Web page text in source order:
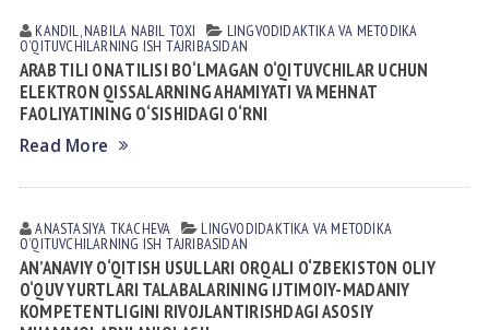
KANDIL, NABILA NABIL TOXI LINGVODIDАKTIKА VА METODIKА
OʼQITUVCHILАRNING ISH TАJRIBАSIDАN
ARAB TILI ONA TILISI BO‘LMAGAN O‘QITUVCHILAR UCHUN
ELEKTRON QISSALARNING AHAMIYATI VA MEHNAT
FAOLIYATINING O‘SISHIDAGI O‘RNI
Read More
ANASTASIYA TKACHEVA LINGVODIDАKTIKА VА METODIKА
OʼQITUVCHILАRNING ISH TАJRIBАSIDАN
AN’ANAVIY O‘QITISH USULLARI ORQALI O‘ZBEKISTON OLIY
O‘QUV YURTLARI TALABALARINING IJTIMOIY-MADANIY
KOMPETENTLIGINI RIVOJLANTIRISHDAGI ASOSIY